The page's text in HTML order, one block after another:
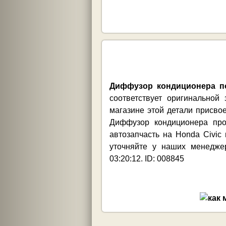
Диффузор кондиционера
соответствует
магазине этой детали
Диффузор кондиционера
автозапчасть на Honda
уточняйте у наших
03:20:12. ID: 008845